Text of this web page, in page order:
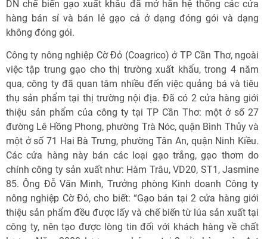
DN chế biến gạo xuất khẩu đã mở hẳn hệ thống các cửa
hàng bán sỉ và bán lẻ gạo cả ở dạng đóng gói và dạng
không đóng gói.
Công ty nông nghiệp Cờ Đỏ (Coagrico) ở TP Cần Thơ, ngoài
việc tập trung gạo cho thị trường xuất khẩu, trong 4 năm
qua, công ty đã quan tâm nhiều đến việc quảng bá và tiêu
thụ sản phẩm tại thị trường nội địa. Đã có 2 cửa hàng giới
thiệu sản phẩm của công ty tại TP Cần Thơ: một ở số 27
đường Lê Hồng Phong, phường Trà Nóc, quận Bình Thủy và
một ở số 71 Hai Bà Trưng, phường Tân An, quận Ninh Kiều.
Các cửa hàng này bán các loại gạo trắng, gạo thơm do
chính công ty sản xuất như: Hàm Trâu, VD20, ST1, Jasmine
85. Ông Đỗ Văn Minh, Trưởng phòng Kinh doanh Công ty
nông nghiệp Cờ Đỏ, cho biết: “Gạo bán tại 2 cửa hàng giới
thiệu sản phẩm đều được lấy và chế biến từ lúa sản xuất tại
công ty, nên tạo được lòng tin đối với khách hàng về chất